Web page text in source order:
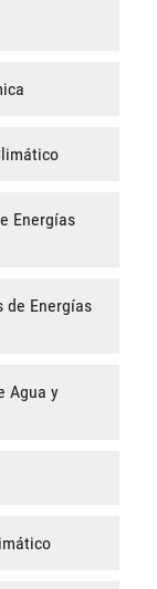
Energías
de Energías
Agua y